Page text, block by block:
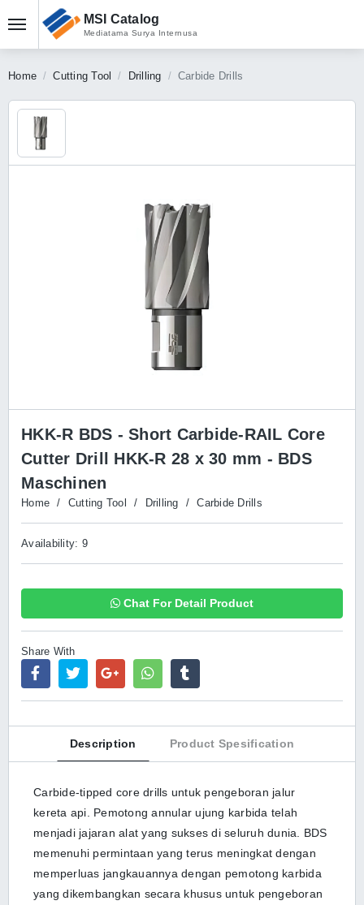
MSI Catalog
Mediatama Surya Internusa
Home Cutting Tool Drilling Carbide Drills
HKK-R BDS - Short Carbide-RAIL Core
Cutter Drill HKK-R 28 x 30 mm - BDS
Maschinen
Home / Cutting Tool / Drilling / Carbide Drills
Availability: 9
Chat For Detail Product
Share With
Description Product Spesification
Carbide-tipped core drills untuk pengeboran jalur
kereta api. Pemotong annular ujung karbida telah
menjadi jajaran alat yang sukses di seluruh dunia. BDS
memenuhi permintaan yang terus meningkat dengan
memperluas jangkauannya dengan pemotong karbida
yang dikembangkan secara khusus untuk pengeboran